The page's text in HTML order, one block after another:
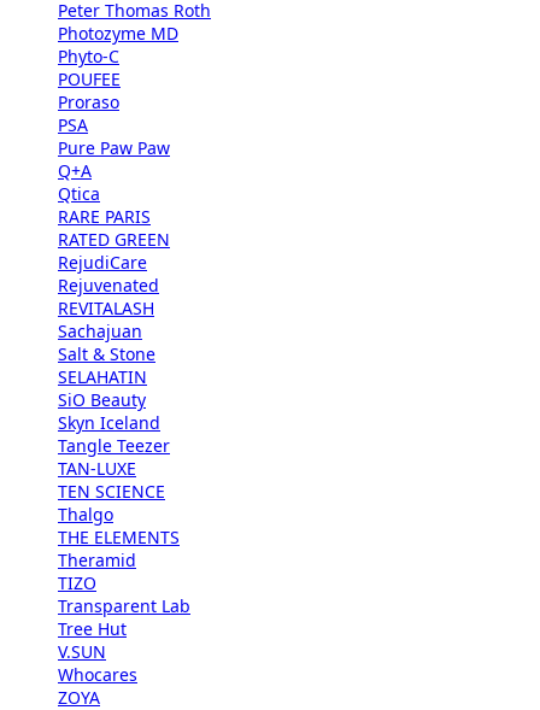
Peter Thomas Roth
Photozyme MD
Phyto-C
POUFEE
Proraso
PSA
Pure Paw Paw
Q+A
Qtica
RARE PARIS
RATED GREEN
RejudiCare
Rejuvenated
REVITALASH
Sachajuan
Salt & Stone
SELAHATIN
SiO Beauty
Skyn Iceland
Tangle Teezer
TAN-LUXE
TEN SCIENCE
Thalgo
THE ELEMENTS
Theramid
TIZO
Transparent Lab
Tree Hut
V.SUN
Whocares
ZOYA